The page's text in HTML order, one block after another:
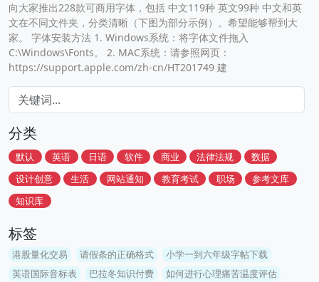
向大家推出228款可商用字体，包括 中文119种 英文99种 中文和英
文在不同文件夹，分类清晰（下图为部分示例）。希望能够帮到大
家。 字体安装方法 1. Windows系统：将字体文件拖入
C:\Windows\Fonts。 2. MAC系统：请参照网页：
https://support.apple.com/zh-cn/HT201749 建
分类
默认 英语 日语 软件 商业 法律法规
数据
设计创意
生活 网站通知 教育考试 职场
参考文库
知识库
标签
港股量化交易 请假条的正确格式
小学一到六年级字帖下载
英语国际音标表
巴拉冬知识付费 如何进行心理痛苦温度评估